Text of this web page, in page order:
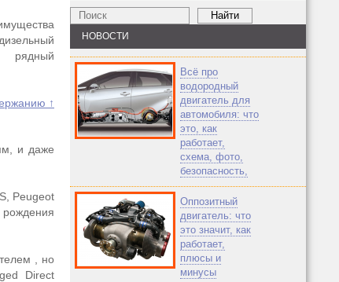
рядный
↑
и даже
Peugeot
рождения
, но
Direct
НОВОСТИ
Всё про
водородный
двигатель для
автомобиля: что
это, как
работает,
схема, фото,
безопасность,
Оппозитный
двигатель: что
это значит, как
работает,
плюсы и
минусы